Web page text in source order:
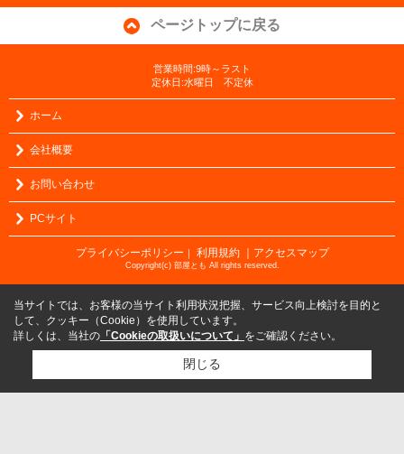
ページトップに戻る
営業時間:9時～ラスト
定休日:水曜日 不定休
ホーム
会社概要
お問い合わせ
PCサイト
プライバシーポリシー ｜ 利用規約 ｜アクセスマップ
Copyright(c) 部屋とも All rights reserved.
当サイトでは、お客様の当サイト利用状況把握、サービス向上検討を目的と
して、クッキー（Cookie）を使用しています。
詳しくは、当社の 「Cookieの取扱いについて」 をご確認ください。
閉じる